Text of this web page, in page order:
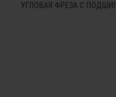
УГЛОВАЯ ФРЕЗА С